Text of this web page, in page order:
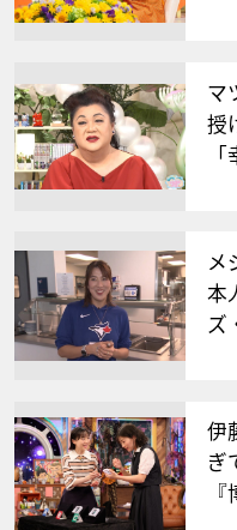
マ
授
メ
本
ズ
伊
ぎ